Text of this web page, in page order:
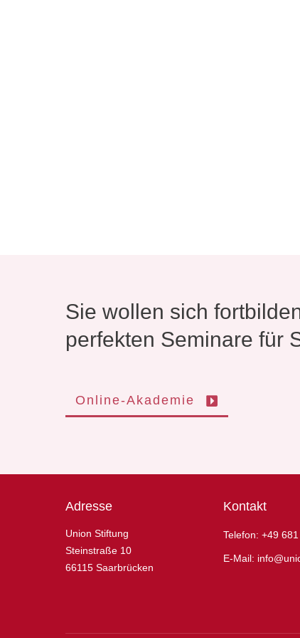
Sie wollen sich
perfekten Seminare für
Online-Akademie
Adresse
Union Stiftung
Steinstraße 10
66115 Saarbrücken
Kontakt
Telefon: +49
E-Mail: